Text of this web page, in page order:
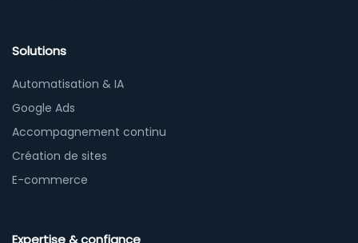
Solutions
Automatisation & IA
Google Ads
Accompagnement continu
Création de sites
E-commerce
Expertise & confiance